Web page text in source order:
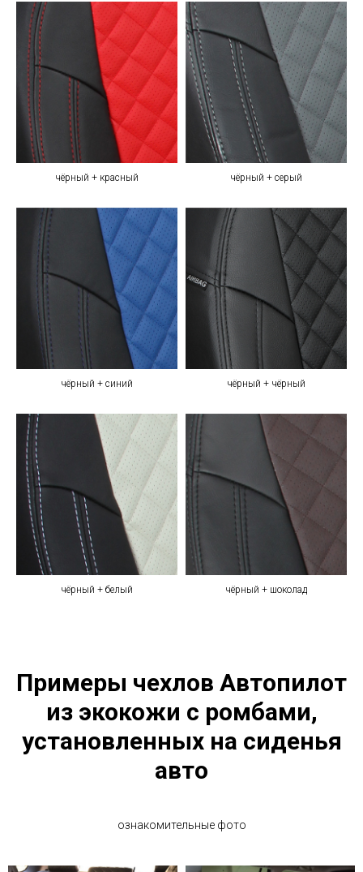
чёрный + красный чёрный + серый
чёрный + синий чёрный + чёрный
чёрный + белый чёрный + шоколад
Примеры чехлов Автопилот
из экокожи с ромбами,
установленных на сиденья
авто
ознакомительные фото